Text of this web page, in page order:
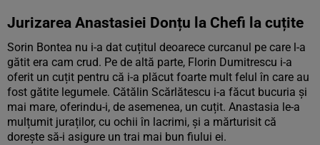
Jurizarea Anastasiei Donțu la Chefi la cuțite
Sorin Bontea nu i-a dat cuțitul deoarece curcanul pe care l-a
gătit era cam crud. Pe de altă parte, Florin Dumitrescu i-a
oferit un cuțit pentru că i-a plăcut foarte mult felul în care au
fost gătite legumele. Cătălin Scărlătescu i-a făcut bucuria și
mai mare, oferindu-i, de asemenea, un cuțit. Anastasia le-a
mulțumit juraților, cu ochii în lacrimi, și a mărturisit că
dorește să-i asigure un trai mai bun fiului ei.